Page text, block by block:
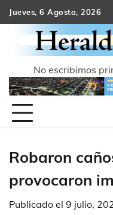
Skip
to
content
Jueves, 6 Agosto, 2026
No escribimos
Robaron
provocaron
Publicado el 9 julio,